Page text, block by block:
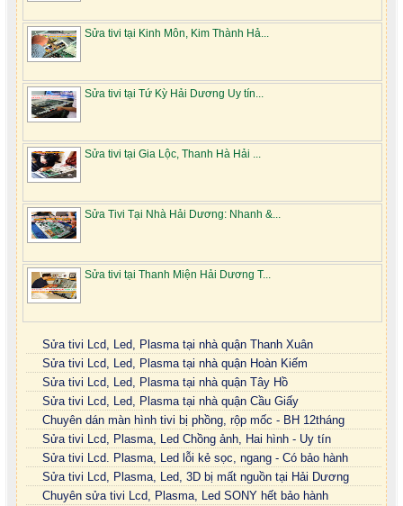
Sửa tivi tại Kinh Môn, Kim Thành Hả...
Sửa tivi tại Tứ Kỳ Hải Dương Uy tín...
Sửa tivi tại Gia Lộc, Thanh Hà Hải ...
Sửa Tivi Tại Nhà Hải Dương: Nhanh &...
Sửa tivi tại Thanh Miện Hải Dương T...
Sửa tivi Lcd, Led, Plasma tại nhà quận Thanh Xuân
Sửa tivi Lcd, Led, Plasma tại nhà quận Hoàn Kiếm
Sửa tivi Lcd, Led, Plasma tại nhà quận Tây Hồ
Sửa tivi Lcd, Led, Plasma tại nhà quận Cầu Giấy
Chuyên dán màn hình tivi bị phồng, rộp mốc - BH 12tháng
Sửa tivi Lcd, Plasma, Led Chồng ảnh, Hai hình - Uy tín
Sửa tivi Lcd. Plasma, Led lỗi kẻ sọc, ngang - Có bảo hành
Sửa tivi Lcd, Plasma, Led, 3D bị mất nguồn tại Hải Dương
Chuyên sửa tivi Lcd, Plasma, Led SONY hết bảo hành